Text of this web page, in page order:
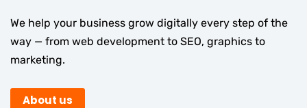
We help your business grow digitally every step of the
way — from web development to SEO, graphics to
marketing.
About us